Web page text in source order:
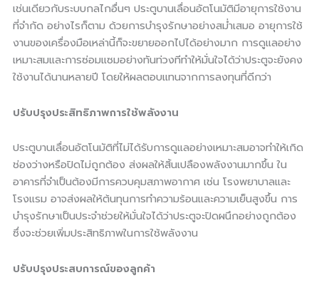
เช่นเดียวกับระบบกลไกอื่นๆ ประตูบานเลื่อนอัตโนมัติมีอายุการใช้งาน
ที่จำกัด อย่างไรก็ตาม ด้วยการบำรุงรักษาอย่างสม่ำเสมอ อายุการใช้
งานของเครื่องมือเหล่านี้ก็จะขยายออกไปได้อย่างมาก การดูแลอย่าง
เหมาะสมและการซ่อมแซมอย่างทันท่วงทีทำให้มั่นใจได้ว่าประตูจะยังคง
ใช้งานได้นานหลายปี โดยให้ผลตอบแทนจากการลงทุนที่ดีกว่า
ปรับปรุงประสิทธิภาพการใช้พลังงาน
ประตูบานเลื่อนอัตโนมัติที่ไม่ได้รับการดูแลอย่างเหมาะสมอาจทำให้เกิด
ช่องว่างหรือปิดไม่ถูกต้อง ส่งผลให้สิ้นเปลืองพลังงานมากขึ้น ใน
อาคารที่จำเป็นต้องมีการควบคุมสภาพอากาศ เช่น โรงพยาบาลและ
โรงแรม อาจส่งผลให้ต้นทุนการทำความร้อนและความเย็นสูงขึ้น การ
บำรุงรักษาเป็นประจำช่วยให้มั่นใจได้ว่าประตูจะปิดผนึกอย่างถูกต้อง
ซึ่งจะช่วยเพิ่มประสิทธิภาพในการใช้พลังงาน
ปรับปรุงประสบการณ์ของลูกค้า